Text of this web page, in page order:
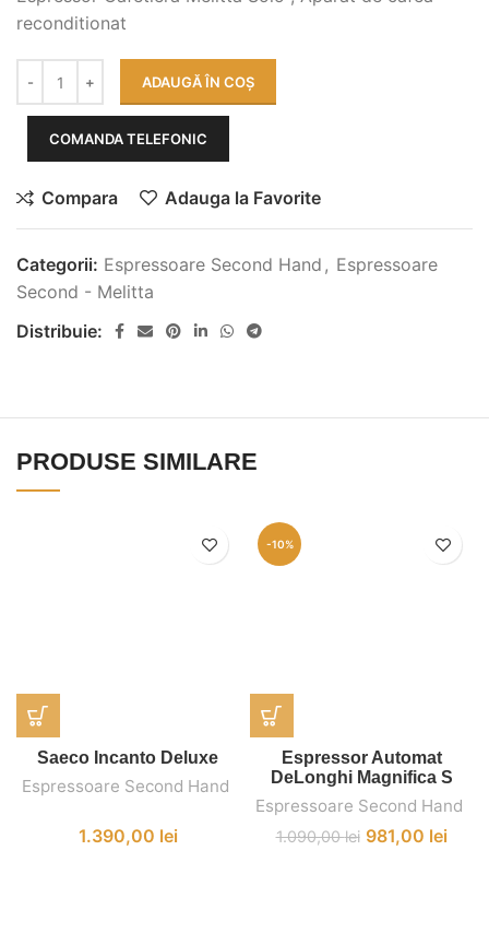
reconditionat
ADAUGĂ ÎN COȘ
COMANDA TELEFONIC
Compara Adauga la Favorite
Categorii: Espressoare Second Hand , Espressoare
Second - Melitta
Distribuie:
PRODUSE SIMILARE
Saeco Incanto Deluxe
Espressoare Second Hand
1.390,00 lei
-10%
Espressor Automat
DeLonghi Magnifica S
Espressoare Second Hand
1.090,00lei 981,00 lei